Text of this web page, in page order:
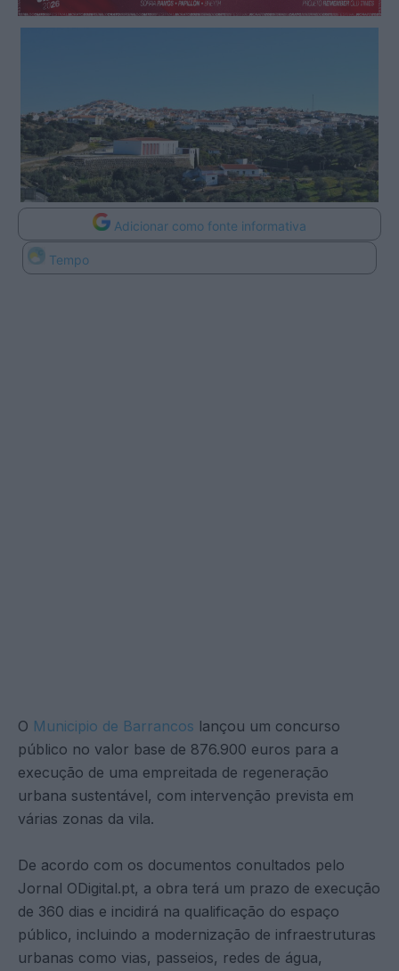
Adicionar como fonte informativa
Tempo
O Municipio de Barrancos lançou um concurso
público no valor base de 876.900 euros para a
execução de uma empreitada de regeneração
urbana sustentável, com intervenção prevista em
várias zonas da vila.
De acordo com os documentos conultados pelo
Jornal ODigital.pt, a obra terá um prazo de execução
de 360 dias e incidirá na qualificação do espaço
público, incluindo a modernização de infraestruturas
urbanas como vias, passeios, redes de água,